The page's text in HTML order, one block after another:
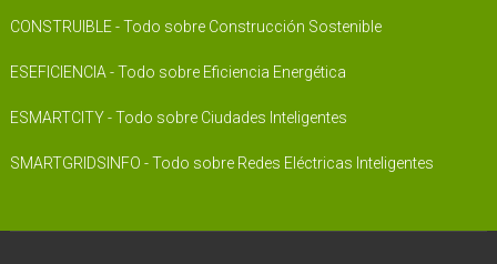
CONSTRUIBLE - Todo sobre Construcción Sostenible
ESEFICIENCIA - Todo sobre Eficiencia Energética
ESMARTCITY - Todo sobre Ciudades Inteligentes
SMARTGRIDSINFO - Todo sobre Redes Eléctricas Inteligentes